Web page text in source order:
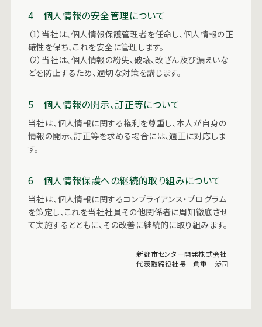
4 個人情報の安全管理について
（1）当社は、個人情報保護管理者を任命し、個人情報の正
確性を保ち、これを安全に管理します。
（2）当社は、個人情報の紛失、破壊、改ざん及び漏えいな
どを防止するため、適切な対策を講じます。
5 個人情報の開示、訂正等について
当社は、個人情報に関する権利を尊重し、本人が自身の
情報の開示、訂正等を求める場合には、適正に対応しま
す。
6 個人情報保護への継続的取り組みについて
当社は、個人情報に関するコンプライアンス・プログラム
を策定し、これを当社社員その他関係者に周知徹底させ
て実施するとともに、その改善に継続的に取り組みます。
新都市センター開発株式会社
代表取締役社長 倉重 渉司